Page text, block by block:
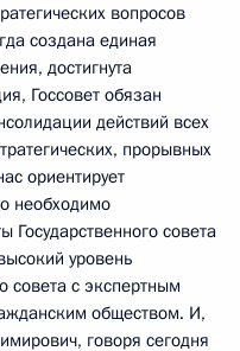
вопросов
создана единая
достигнута
Госсовет обязан
действий всех
прорывных
ориентирует
необходимо
совета
уровень
совета с экспертным
обществом. И,
говоря сегодня